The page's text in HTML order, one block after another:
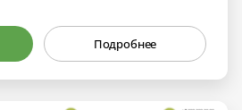
Подробнее